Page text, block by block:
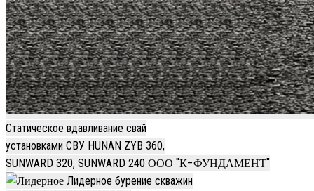
Статическое вдавливание свай
установками СВУ HUNAN ZYB 360,
SUNWARD 320, SUNWARD 240 ООО "К-ФУНДАМЕНТ"
Лидерное бурение скважин